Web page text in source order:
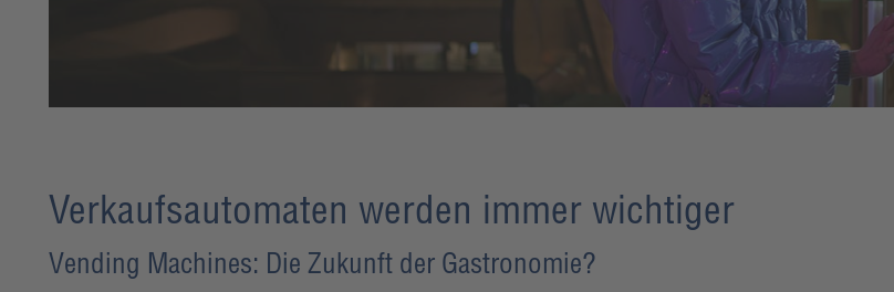
Verkaufsautomaten werden immer wichtiger
Vending Machines: Die Zukunft der Gastronomie?